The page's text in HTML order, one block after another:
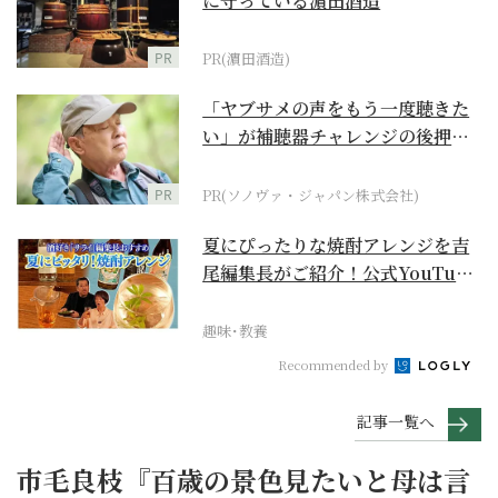
PR PR(濵田酒造)
PR
「ヤブサメの声をもう一度聴きた
い」が補聴器チャレンジの後押し
PR(ソノヴァ・ジャパン株式会社)
夏にぴったりな焼酎アレンジを吉
尾編集長がご紹介！公式YouTube
趣味･教養
Recommended by
記事一覧へ
市毛良枝『百歳の景色見たいと母は言